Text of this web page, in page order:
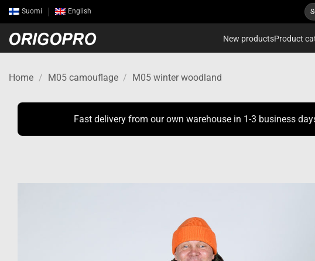
Skip
to
content
Suomi English
for:
New productsProduct
Home / M05 camouflage / M05 winter woodland
Fast delivery from our own warehouse in 1-3 business